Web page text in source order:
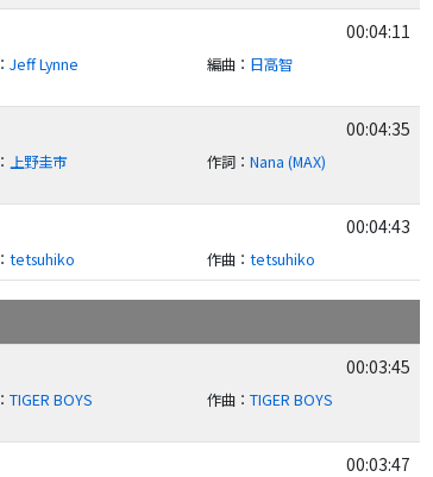
00:04:11
：Jeff Lynne 編曲 ： 日高智
00:04:35
： 上野圭市 作詞 ：Nana (MAX)
00:04:43
：tetsuhiko 作曲 ：tetsuhiko
00:03:45
：TIGER BOYS 作曲 ：TIGER BOYS
00:03:47